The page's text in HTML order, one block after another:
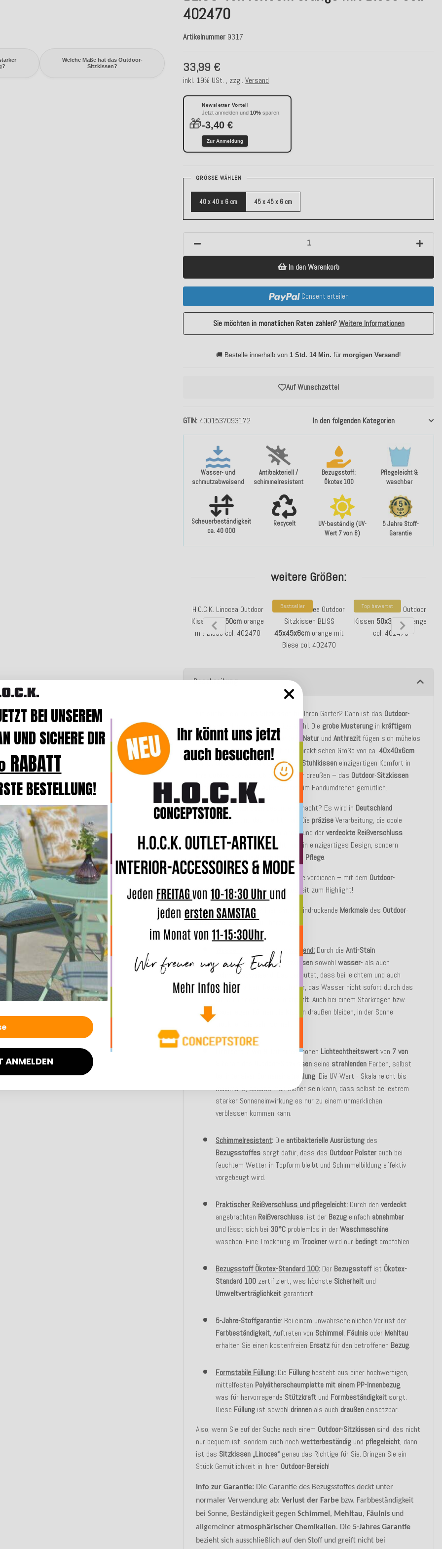
Welche Maße hat das Outdoor-
Sitzkissen?
402470
Artikelnummer 9317
Wasser- und
schmutzabweisend
Antibakteriell /
schimmelresistent
Bezugsstoff:
Ökotex 100
Pflegeleicht &
waschbar
Scheuerbeständigkeit
ca. 40 000
Recycelt
UV-beständig (UV-
Wert 7 von 8)
5 Jahre Stoff-
Garantie
GTIN 4001537093172 In den folgenden Kategorien
33,99 €
inkl. 19% USt. , zzgl.Versand
🎁
Newsletter Vorteil
Jetzt anmelden und10% sparen:
-3,40 €
Zur Anmeldung
Auf Wunschzettel
GRÖSSE WÄHLEN
40 x 40 x 6 cm 45 x 45 x 6 cm
In den Warenkorb
Consent erteilen
Sie möchten in monatlichen Raten zahlen?Weitere Informationen
🚚 Bestelle innerhalb von1 Std. 14 Min. für morgigen Versand !
weitere Größen:
H.O.C.K. Linocea Outdoor
Kissen50x50cm orange
mit Biese col. 402470
Bestseller
H.O.C.K. Linocea Outdoor
Sitzkissen BLISS
45x45x6cm orange mit
Biese col. 402470
Top bewertet
H.O.C.K. Linocea Outdoor
Kissen 50x30cmorange
col. 402470
Beschreibung
für Ihren Garten? Dann ist das Outdoor-
Sitzkissen
“ die richtige Wahl. Die grobe Musterung in kräftigem
Orangeund die dezentenAkzente Natur undAnthrazitfügen sich mühelos
in jedenAußenbereichein. Mit einer praktischen Größe von ca.40x40x6cm
bringt dieses hochwertigeOutdoor Stuhlkissen einzigartigen Komfort in
Ihre Outdoor-Lounge. Ob drinnen oder draußen – das Outdoor-Sitzkissen
Linocea“ macht Ihren
im Handumdrehen gemütlich.
Was dieses
besonders macht? Es wird in Deutschland
handgefertigt
, und das merkt man! Die präziseVerarbeitung, die coole
umrahmt, und derverdeckte Reißverschluss
verleihen dem Sitzkissen nicht nur ein einzigartiges Design, sondern
Pflege.
Gönnen Sie sich den Komfort, den Sie verdienen – mit dem Outdoor-
Sitzkissen„Linocea“ wird jede Auszeit zum Highlight!
Noch nicht überzeugt? Hier sind beeindruckende Merkmale des Outdoor-
Sitzkissens, um Sie zu überzeugen:
Wasser- und schmutzabweisend: Durch dieAnti-Stain
Beschichtungist das Sitzkissen sowohlwasser- als auch
schmutzabweisend
. Das bedeutet, dass bei leichtem und auch
mittel-starkem Regenschauer, das Wasser nicht sofort durch das
abperlt. Auch bei einem Starkregen bzw.
Dauerregen, können die Kissen draußen bleiben, in der Sonne
Mit einem hohen Lichtechtheitswertvon 7 von
Sitzkissen seine strahlenden Farben, selbst
Sonneneinstrahlung. Die UV-Wert - Skala reicht bis
maximal 8, sodass man sicher sein kann, dass selbst bei extrem
starker Sonneneinwirkung es nur zu einem unmerklichen
verblassen kommen kann.
Schimmelresistent: Die antibakterielleAusrüstung des
Bezugsstoffes sorgt dafür, dass das Outdoor Polster auch bei
feuchtem Wetter in Topform bleibt und Schimmelbildung effektiv
vorgebeugt wird.
Praktischer Reißverschluss und pflegeleicht: Durch denverdeckt
angebrachten Reißverschluss, ist der Bezug einfach abnehmbar
und lässt sich bei 30°C problemlos in derWaschmaschine
waschen. Eine Trocknung imTrocknerwird nur bedingt empfohlen.
Bezugsstoff Ökotex-Standard 100: Der Bezugsstoffist Ökotex-
Standard 100 zertifiziert, was höchste Sicherheit und
Umweltverträglichkeit garantiert.
5-Jahre-Stoffgarantie: Bei einem unwahrscheinlichen Verlust der
Farbbeständigkeit, Auftreten von Schimmel, Fäulnis oder Mehltau
erhalten Sie einen kostenfreien Ersatzfür den betroffenen Bezug.
Formstabile Füllung: Die Füllung besteht aus einer hochwertigen,
mittelfesten Polyätherschaumplatte mit einem PP-Innenbezug,
was für hervorragende Stützkraft und Formbeständigkeit sorgt.
Diese Füllung ist sowohl drinnen als auch draußen einsetzbar.
Also, wenn Sie auf der Suche nach einem Outdoor-Sitzkissen sind, das nicht
nur bequem ist, sondern auch nochwetterbeständig und pflegeleicht, dann
ist das Sitzkissen „Linocea“ genau das Richtige für Sie. Bringen Sie ein
Stück Gemütlichkeit in Ihren Outdoor-Bereich!
Info zur Garantie: Die Garantie des Bezugsstoffes deckt unter
normaler Verwendung ab:Verlust der Farbe bzw. Farbbeständigkeit
bei Sonne, Beständigkeit gegenSchimmel , Mehltau, Fäulnis und
allgemeineratmosphärischer Chemikalien. Die5-Jahres Garantie
bezieht sich ausschließlich auf den Stoff und greift nicht bei
BEI UNSEREM
UND SICHERE DIR
BESTELLUNG!
ANMELDEN